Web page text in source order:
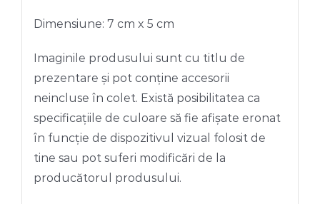
Dimensiune: 7 cm x 5 cm
Imaginile produsului sunt cu titlu de
prezentare și pot conține accesorii
neincluse în colet. Există posibilitatea ca
specificațiile de culoare să fie afișate eronat
în funcție de dispozitivul vizual folosit de
tine sau pot suferi modificări de la
producătorul produsului.